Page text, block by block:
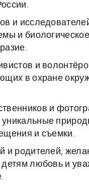
и
и биологическое
и
в охране
и
и съемки.
и родителей,
детям любовь и